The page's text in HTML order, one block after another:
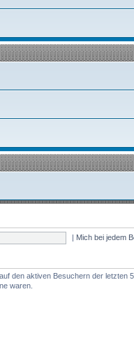
| Mich bei jedem
den aktiven Besuchern der letzten
waren.